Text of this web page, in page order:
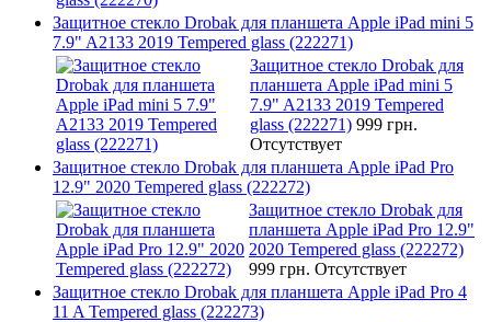
Защитное стекло Drobak для планшета Apple iPad mini 5
7.9" A2133 2019 Tempered glass (222271)
Защитное стекло Drobak для
планшета Apple iPad mini 5
7.9" A2133 2019 Tempered
glass (222271) 999 грн.
Отсутствует
Защитное стекло Drobak для планшета Apple iPad Pro
12.9" 2020 Tempered glass (222272)
Защитное стекло Drobak для
планшета Apple iPad Pro 12.9"
2020 Tempered glass (222272)
999 грн. Отсутствует
Защитное стекло Drobak для планшета Apple iPad Pro 4
11 A Tempered glass (222273)